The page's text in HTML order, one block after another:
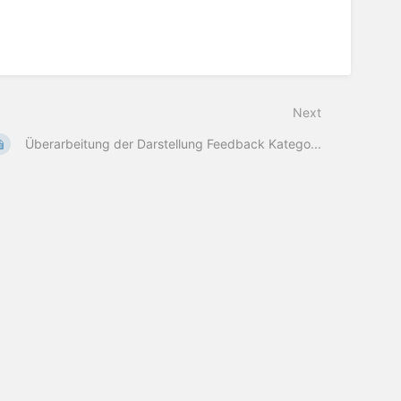
Next
Überarbeitung der Darstellung Feedback Katego...